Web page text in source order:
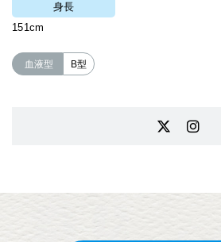
身長
151cm
血液型 B型